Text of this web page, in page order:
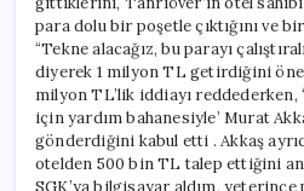
para dolu bir poşetle çıktığını ve
“Tekne alacağız, bu parayı
diyerek 1 milyon TL getirdiğini öne
milyon TL’lik iddiayı reddederken,
için yardım bahanesiyle’ Murat
gönderdiğini kabul etti . Akkaş
otelden 500 bin TL talep ettiğini
SGK’ya bilgisayar aldım,